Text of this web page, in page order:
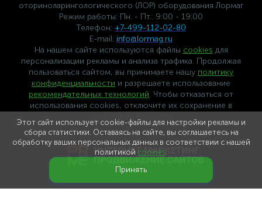
оториноларингологического (ЛОР) оборудования Лормаг
Режим работы: Пн. - Пт.: 9:00 - 19:00
Телефон: +7-499-112-02-80
E-mail: info@lormag.ru
На нашем сайте используются файлы cookies для
персонализации рекламы и анализа трафика. Продолжая
пользоваться сайтом, вы принимаете нашу политику
конфиденциальности и разрешаете использование
рекомендательных технологий. Чтобы отказаться от
использования cookies, отключите их сохранение в
Этот сайт использует cookie-файлы для настройки рекламы и
сбора статистики. Оставаясь на сайте, вы соглашаетесь на
обработку ваших персональных данных в соответствии с нашей
политикой cookies.
Принять